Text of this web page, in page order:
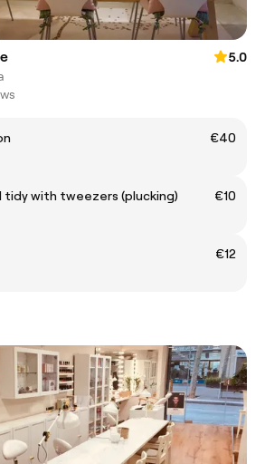
5.0
€40
tidy with tweezers (plucking)
€10
€12